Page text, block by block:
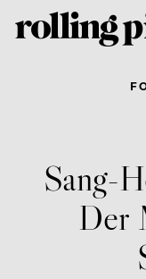
Sang-
Der